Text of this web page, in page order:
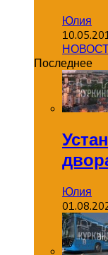
Юлия
Последнее
Юлия